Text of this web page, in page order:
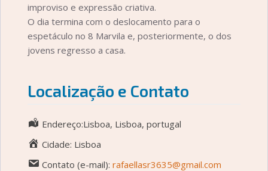
improviso e expressão criativa.
O dia termina com o deslocamento para o
espetáculo no 8 Marvila e, posteriormente, o dos
jovens regresso a casa.
Localização e Contato
Endereço:Lisboa, Lisboa, portugal
Cidade: Lisboa
Contato (e-mail): rafaellasr3635@gmail.com